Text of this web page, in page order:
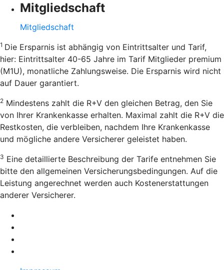
Mitgliedschaft
Mitgliedschaft
1 Die Ersparnis ist abhängig von Eintrittsalter und Tarif,
hier: Eintrittsalter 40-65 Jahre im Tarif Mitglieder premium
(M1U), monatliche Zahlungsweise. Die Ersparnis wird nicht
auf Dauer garantiert.
2 Mindestens zahlt die R+V den gleichen Betrag, den Sie
von Ihrer Krankenkasse erhalten. Maximal zahlt die R+V die
Restkosten, die verbleiben, nachdem Ihre Krankenkasse
und mögliche andere Versicherer geleistet haben.
3 Eine detaillierte Beschreibung der Tarife entnehmen Sie
bitte den allgemeinen Versicherungsbedingungen. Auf die
Leistung angerechnet werden auch Kostenerstattungen
anderer Versicherer.